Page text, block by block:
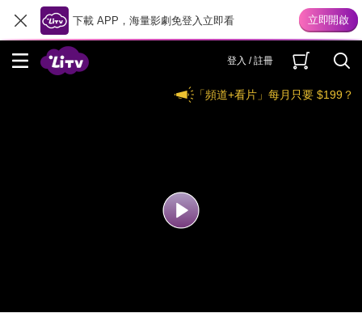
下載 APP，海量影劇免登入立即看
登入 / 註冊
「頻道+看片」每月只要 $199？